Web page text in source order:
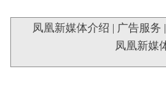
凤凰新媒体介绍 | 广告服务 |
凤凰新媒